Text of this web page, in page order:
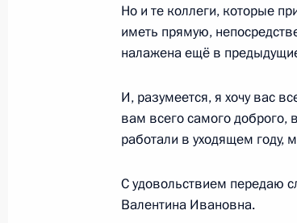
6 декабря 2016 года, 14:15
Владимир Путин посетил
область
Но и те коллеги, которые
иметь прямую,
налажена ещё в
И, разумеется, я хочу вас
вам всего самого доброго,
работали в уходящем году,
С удовольствием передаю
Валентина Ивановна.